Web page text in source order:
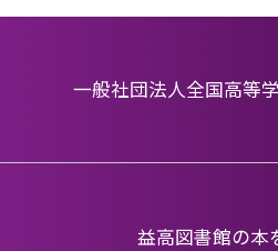
一般社団法人全国高等
益高図書館の本